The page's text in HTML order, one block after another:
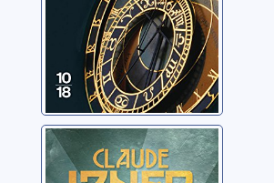
La femme au
serpent